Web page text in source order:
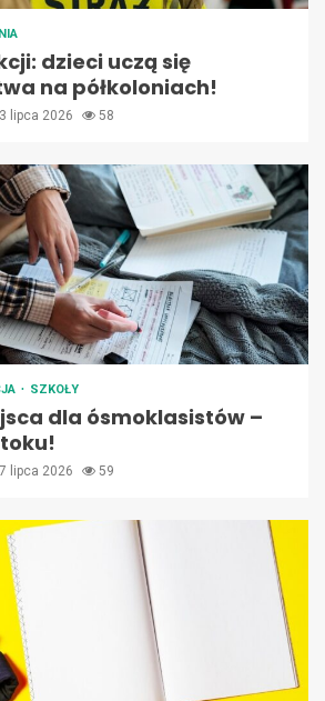
dzieci uczą się
na półkoloniach!
lipca 2026 58
SZKOŁY
dla ósmoklasistów –
lipca 2026 59